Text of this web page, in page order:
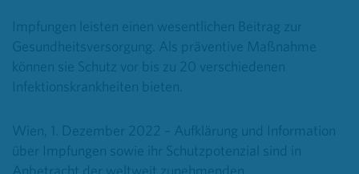
Impfungen leisten einen wesentlichen Beitrag zur
Gesundheitsversorgung. Als präventive Maßnahme
können sie Schutz vor bis zu 20 verschiedenen
Infektionskrankheiten bieten.
Wien, 1. Dezember 2022 – Aufklärung und Information
über Impfungen sowie ihr Schutzpotenzial sind in
Anbetracht der weltweit zunehmenden